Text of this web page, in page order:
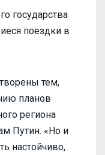
государства
поездки в
тем,
планов
региона
Путин. «Но и
настойчиво,